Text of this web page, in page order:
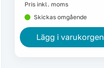
Pris inkl. moms
Skickas omgående
Lägg i varukorgen